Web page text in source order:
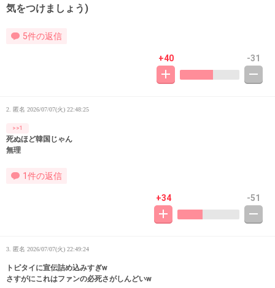
気をつけましょう)
5件の返信
+40 -31
2. 匿名 2026/07/07(火) 22:48:25
>>1
死ぬほど韓国じゃん
無理
1件の返信
+34 -51
3. 匿名 2026/07/07(火) 22:49:24
トピタイに宣伝詰め込みすぎw
さすがにこれはファンの必死さがしんどいw